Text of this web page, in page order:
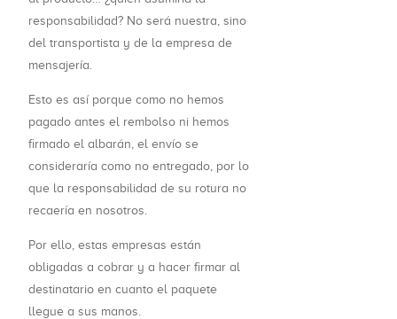
responsabilidad? No será nuestra, sino
del transportista y de la empresa de
mensajería.
Esto es así porque como no hemos
pagado antes el rembolso ni hemos
firmado el albarán, el envío se
consideraría como no entregado, por lo
que la responsabilidad de su rotura no
recaería en nosotros.
Por ello, estas empresas están
obligadas a cobrar y a hacer firmar al
destinatario en cuanto el paquete
llegue a sus manos.